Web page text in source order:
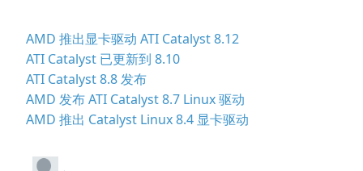
AMD 推出显卡驱动 ATI Catalyst 8.12
ATI Catalyst 已更新到 8.10
ATI Catalyst 8.8 发布
AMD 发布 ATI Catalyst 8.7 Linux 驱动
AMD 推出 Catalyst Linux 8.4 显卡驱动